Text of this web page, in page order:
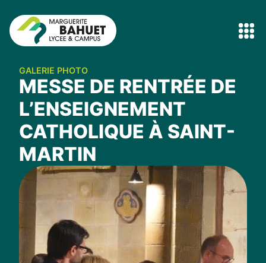
GALERIE PHOTO
MESSE DE RENTRÉE DE
L’ENSEIGNEMENT
CATHOLIQUE À SAINT-
MARTIN